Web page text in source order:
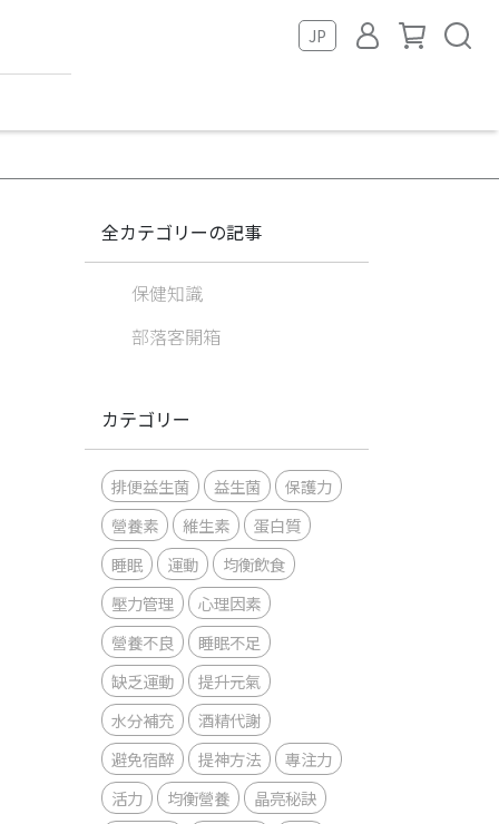
JP
全カテゴリーの記事
保健知識
部落客開箱
カテゴリー
排便益生菌 益生菌
保護力
營養素
維生素
蛋白質
睡眠
運動
均衡飲食
壓力管理
心理因素
營養不良
睡眠不足
缺乏運動
提升元氣
水分補充
酒精代謝
避免宿醉
提神方法
專注力
活力
均衡營養
晶亮秘訣